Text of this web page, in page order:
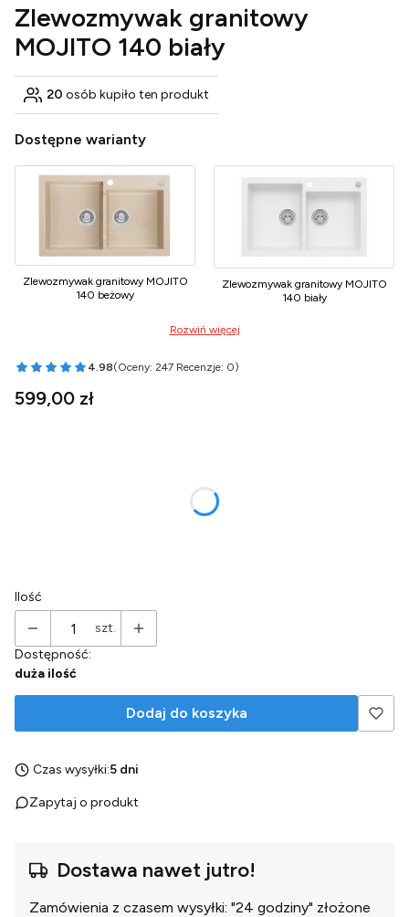
Zlewozmywak granitowy
MOJITO 140 biały
20 osób kupiło ten produkt
Dostępne warianty
Zlewozmywak granitowy MOJITO
140 beżowy
Zlewozmywak granitowy MOJITO
140 biały
Rozwiń więcej
4.98(Oceny: 247 Recenzje: 0)
Przejdź do sekcji Opinie
Cena
599,00 zł
Ilość
szt.
Dostępność:
duża ilość
Dodaj do koszyka
Czas wysyłki:5 dni
Zapytaj o produkt
Dostawa nawet jutro!
Zamówienia z czasem wysyłki: "24 godziny" złożone